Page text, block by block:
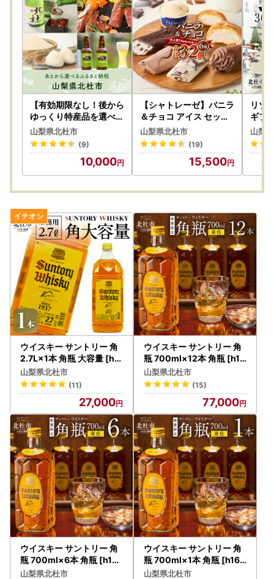
が、
個人認証を行う際に「IAM＜アイアム＞」スマートフォンア
プリが必要になります。
※従来通りの「書類郵送による申請」も引き続き利用可能で
す。
詳しくはこちら
---------------------------------------------------------------
---------------------
＼マイナンバーカードをお持ちの方へ／
続きの負担を軽減するために、
スマホのみで申請を完結できるアプリ「IAM(アイアム)」が
登場しました！
詳しくはこちらをご覧ください。
※従来通りの申請手続き「書類郵送による申請」も引き続き
ご利用可能です。
---------------------------------------------------------------
---------------------
【個人情報案内】
・寄附者様からいただいた個人情報は責任をもって安全に蓄
積・保管し、第三者に譲渡・提供することはございません。
・商品の発送とご連絡、いただいたふるさと納税に関する報
告、北杜市が主催・出展するふるさと納税関連イベント情報
の提供、北杜市のふるさと納税に関する情報提供のため、使
用させていただきます。
・また、上記の手段としては、電子メールの配信やパンフレ
ット等の郵送をさせていただく場合がございます。
【有効期限なし！後から
ゆっくり特産品を選べる
】山梨県北杜市カタログ
ポイント
山梨県北杜市
(9)
10,000
【シャトレーゼ】バニラ
＆チョコ アイス セット
アイス [h028]
山梨県北杜市
(19)
15,500
リゾ
ギフ
） 星
山梨
ウイスキー サントリー 角
2.7L×1本 角瓶 大容量 [h1
69]
山梨県北杜市
(11)
27,000
ウイスキー サントリー 角
瓶 700ml×12本 角瓶 [h16
9]
山梨県北杜市
(15)
77,000
ウイスキー サントリー 角
瓶 700ml×6本 角瓶 [h169
]
山梨県北杜市
ウイスキー サントリー 角
瓶 700ml×1本 角瓶 [h169
]
山梨県北杜市